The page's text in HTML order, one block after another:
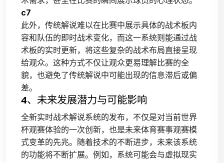
c7
此外，传统解说难以在比赛中展示具体的战术板内
容和队伍的即时战术变化，而这一系统则能通过战
术板的实时更新，将这些复杂的战术布局直接呈现
给观众。这种方式不仅让观众更易理解比赛的全
貌，也避免了传统解说中可能出现的信息滞后或偏
差。
4、未来发展潜力与可能影响
全新实时战术解说系统的发布，不仅是对当前世界
杯观赛体验的一次创新，也是未来体育赛事观赛模
式变革的先兆。随着技术的不断进步，未来该系统
的功能将不断扩展。例如，系统可能会与虚拟现实